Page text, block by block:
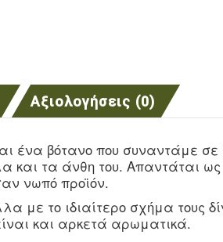
Αξιολογήσεις (0)
ένα βότανο που συναντάμε σε
και τα άνθη του. Απαντάται
νωπό προϊόν.
με το ιδιαίτερο σχήμα τους
και αρκετά αρωματικά.